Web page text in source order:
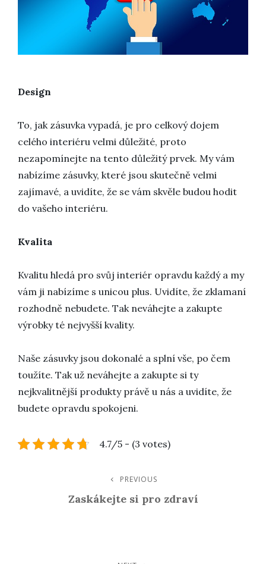
Design
To, jak zásuvka vypadá, je pro celkový dojem
celého interiéru velmi důležité, proto
nezapomínejte na tento důležitý prvek. My vám
nabízíme zásuvky, které jsou skutečně velmi
zajímavé, a uvidíte, že se vám skvěle budou hodit
do vašeho interiéru.
Kvalita
Kvalitu hledá pro svůj interiér opravdu každý a my
vám ji nabízíme s unicou plus. Uvidíte, že zklamaní
rozhodně nebudete. Tak neváhejte a zakupte
výrobky té nejvyšší kvality.
Naše zásuvky jsou dokonalé a splní vše, po čem
toužíte. Tak už neváhejte a zakupte si ty
nejkvalitnější produkty právě u nás a uvidíte, že
budete opravdu spokojeni.
4.7/5 - (3 votes)
PREVIOUS
Zaskákejte si pro zdraví